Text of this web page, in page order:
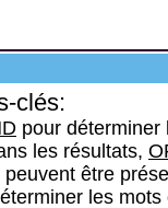
clés:
pour déterminer
les résultats,
être
les mots